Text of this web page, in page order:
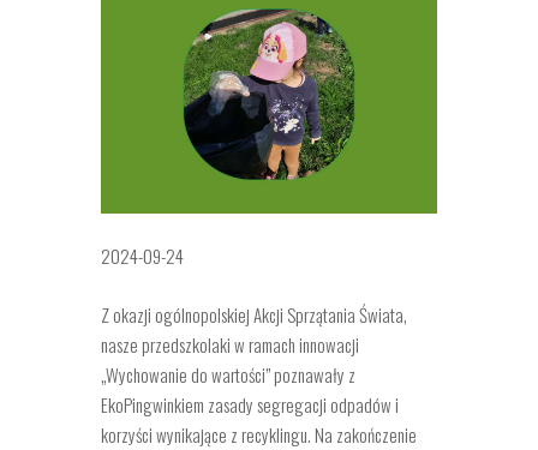
2024-09-24
Z okazji ogólnopolskiej Akcji Sprzątania Świata,
nasze przedszkolaki w ramach innowacji
„Wychowanie do wartości” poznawały z
EkoPingwinkiem zasady segregacji odpadów i
korzyści wynikające z recyklingu. Na zakończenie